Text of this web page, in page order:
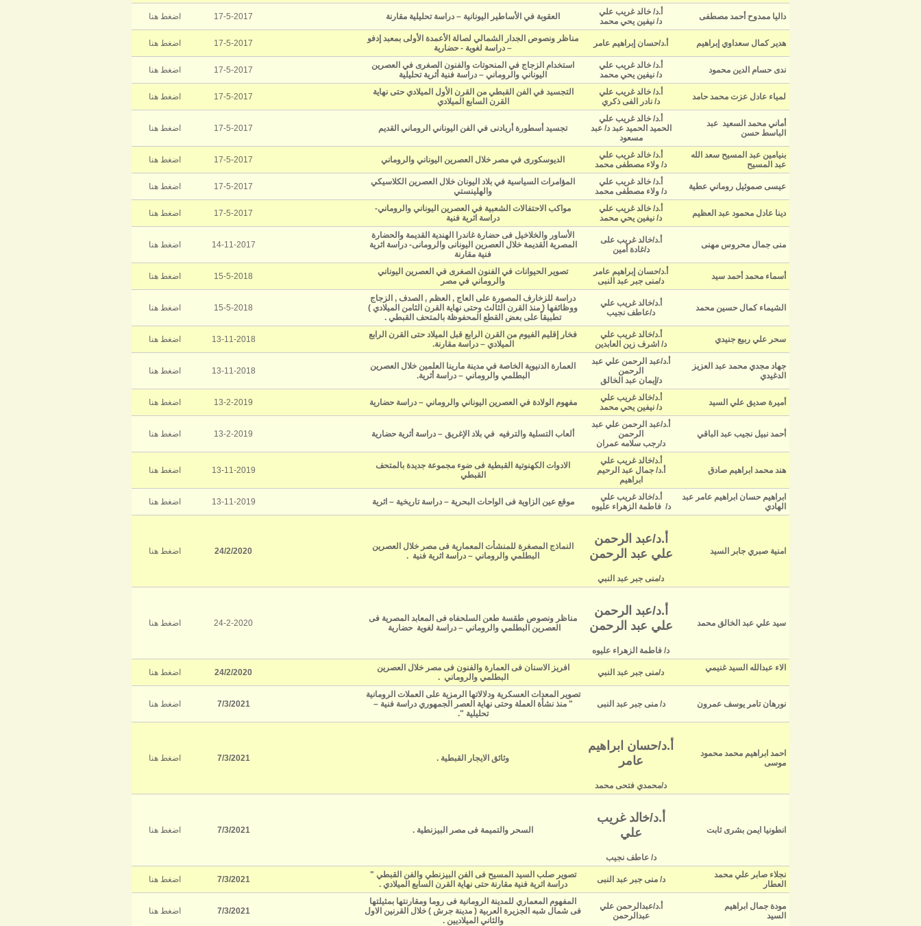
داليا ممدوح أحمد مصطفى
أ.د/ خالد غريب علي
د/ نيفين يحي محمد
العقوبة في الأساطير اليونانية – دراسة تحليلية مقارنة 17-5-2017 اضغط هنا
هدير كمال سعداوي إبراهيم أ.د/حسان إبراهيم عامر
مناظر ونصوص الجدار الشمالي لصالة الأعمدة الأولى بمعبد إدفو
– دراسة لغوية - حضارية
17-5-2017 اضغط هنا
ندى حسام الدين محمود
أ.د/ خالد غريب علي
د/ نيفين يحي محمد
استخدام الزجاج في المنحوتات والفنون الصغرى في العصرين
اليوناني والروماني – دراسة فنية أثرية تحليلية
17-5-2017 اضغط هنا
لمياء عادل عزت محمد حامد
أ.د/ خالد غريب علي
د/ نادر الفى ذكري
التجسيد في الفن القبطي من القرن الأول الميلادي حتى نهاية
القرن السابع الميلادي
17-5-2017 اضغط هنا
أماني محمد السعيد عبد
الباسط حسن
أ.د/ خالد غريب علي
د/ عبد الحميد عبد الحميد
مسعود
تجسيد أسطورة أريادنى في الفن اليوناني الروماني القديم 17-5-2017 اضغط هنا
بنيامين عبد المسيح سعد الله
عبد المسيح
أ.د/ خالد غريب علي
د/ ولاء مصطفى محمد
الديوسكورى في مصر خلال العصرين اليوناني والروماني 17-5-2017 اضغط هنا
عيسى صموئيل روماني عطية
أ.د/ خالد غريب علي
د/ ولاء مصطفى محمد
المؤامرات السياسية في بلاد اليونان خلال العصرين الكلاسيكي
والهلينستي
17-5-2017 اضغط هنا
دينا عادل محمود عبد العظيم
أ.د/ خالد غريب علي
د/ نيفين يحي محمد
مواكب الاحتفالات الشعبية في العصرين اليوناني والروماني-
دراسة اثرية فنية
17-5-2017 اضغط هنا
منى جمال محروس مهنى
أ.د/خالد غريب على
د/غادة أمين
الأساور والخلاخيل فى حضارة غاندرا الهندية القديمة والحضارة
المصرية القديمة خلال العصرين اليونانى والرومانى- دراسة اثرية
فنية مقارنة
14-11-2017 اضغط هنا
أسماء محمد أحمد سيد
أ.د/حسان إبراهيم عامر
د/منى جبر عبد النبى
تصوير الحيوانات في الفنون الصغرى في العصرين اليوناني
والروماني في مصر
15-5-2018 اضغط هنا
الشيماء كمال حسين محمد
أ.د/خالد غريب علي
د/عاطف نجيب
دراسة للزخارف المصورة على العاج , العظم , الصدف , الزجاج
ووظائفها ( منذ القرن الثالث وحتى نهاية القرن الثامن الميلادي )
تطبيقاً على بعض القطع المحفوظة بالمتحف القبطي .
15-5-2018 اضغط هنا
سحر علي ربيع جنيدي
أ.د/خالد غريب علي
د/ اشرف زين العابدين
فخار إقليم الفيوم من القرن الرابع قبل الميلاد حتى القرن الرابع
الميلادي – دراسة مقارنة.
13-11-2018 اضغط هنا
جهاد مجدي محمد عبد العزيز
الدغيدي
أ.د/عبد الرحمن علي عبد
الرحمن
د/إيمان عبد الخالق
العمارة الدنيوية الخاصة في مدينة مارينا العلمين خلال العصرين
البطلمي والروماني – دراسة أثرية.
13-11-2018 اضغط هنا
أميرة صديق علي السيد
أ.د/خالد غريب علي
د/ نيفين يحي محمد
مفهوم الولادة في العصرين اليوناني والروماني – دراسة حضارية 13-2-2019 اضغط هنا
أحمد نبيل نجيب عبد الباقي
أ.د/عبد الرحمن علي عبد
الرحمن
د/رجب سلامه عمران
ألعاب التسلية والترفيه في بلاد الإغريق – دراسة أثرية حضارية 13-2-2019 اضغط هنا
هند محمد ابراهيم صادق
أ.د/خالد غريب علي
أ.د/ جمال عبد الرحيم
ابراهيم
الادوات الكهنوتية القبطية فى ضوء مجموعة جديدة بالمتحف
القبطي
13-11-2019 اضغط هنا
ابراهيم حسان ابراهيم عامر عبد
الهادي
أ.د/خالد غريب علي
د/ فاطمة الزهراء عليوه
موقع عين الزاوية فى الواحات البحرية – دراسة تاريخية – اثرية 13-11-2019 اضغط هنا
امنية صبري جابر السيد
أ.د/عبد الرحمن
علي عبد الرحمن
د/منى جبر عبد النبي
النماذج المصغرة للمنشأت المعمارية فى مصر خلال العصرين
البطلمي والروماني – دراسة اثرية فنية .
24/2/2020 اضغط هنا
سيد علي عبد الخالق محمد
أ.د/عبد الرحمن
علي عبد الرحمن
د/ فاطمة الزهراء عليوه
مناظر ونصوص طقسة طعن السلحفاه فى المعابد المصرية فى
العصرين البطلمي والروماني – دراسة لغوية حضارية
24-2-2020 اضغط هنا
الاء عبدالله السيد غنيمي د/منى جبر عبد النبي
افريز الاسنان فى العمارة والفنون فى مصر خلال العصرين
البطلمي والروماني .
24/2/2020 اضغط هنا
نورهان تامر يوسف عمرون د/ منى جبر عبد النبى
تصوير المعدات العسكرية ودلالاتها الرمزية على العملات الرومانية
" منذ نشأة العملة وحتى نهاية العصر الجمهوري دراسة فنية –
تحليلية ".
7/3/2021 اضغط هنا
احمد ابراهيم محمد محمود
موسى
أ.د/حسان ابراهيم
عامر
د/محمدي فتحى محمد
وثائق الايجار القبطية . 7/3/2021 اضغط هنا
انطونيا ايمن بشرى ثابت
أ.د/خالد غريب
علي
د/ عاطف نجيب
السحر والتميمة فى مصر البيزنطية . 7/3/2021 اضغط هنا
نجلاء صابر علي محمد
العطار
د/ منى جبر عبد النبى
تصوير صلب السيد المسيح فى الفن البيزنطي والفن القبطي "
دراسة اثرية فنية مقارنة حتى نهاية القرن السابع الميلادي .
7/3/2021 اضغط هنا
مودة جمال ابراهيم
السيد
أ.د/عبدالرحمن علي
عبدالرحمن
المفهوم المعماري للمدينة الرومانية فى روما ومقارنتها بمثيلتها
فى شمال شبه الجزيرة العربية ( مدينة جرش ) خلال القرنين الاول
والثاني الميلاديين .
7/3/2021 اضغط هنا